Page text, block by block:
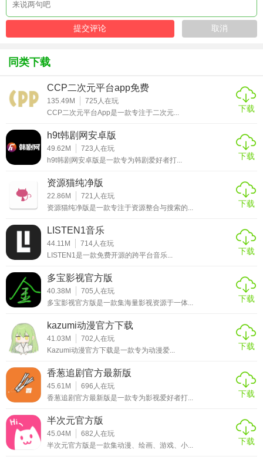
夹，方便后续观看。
【海洋TV安卓版测评】
海洋TV安卓版以其丰富的海洋探索内容和影视娱乐资源，赢
得了广大用户的喜爱。软件界面简洁美观，操作流畅，且提
供了高清画质和无广告干扰的观影体验，让用户能够沉浸在
精彩的视频世界中。同时，智能推荐功能和社区互动也为用
户带来了更多的便利和乐趣。总体来说，海洋TV安卓版是一
款值得推荐的综合性视频播放应用。
同类下载
CCP二次元平台app免费
135.49M 725 人在玩
CCP二次元平台App是一款专注于二次元...
下载
h9t韩剧网安卓版
49.62M 723 人在玩
h9t韩剧网安卓版是一款专为韩剧爱好者打...
下载
资源猫纯净版
22.86M 721 人在玩
资源猫纯净版是一款专注于资源整合与搜索的...
下载
LISTEN1音乐
44.11M 714人在玩
LISTEN1是一款免费开源的跨平台音乐...
下载
多宝影视官方版
40.38M 705 人在玩
多宝影视官方版是一款集海量影视资源于一体...
下载
kazumi动漫官方下载
41.03M 702 人在玩
Kazumi动漫官方下载是一款专为动漫爱...
下载
香葱追剧官方最新版
45.61M 696 人在玩
香葱追剧官方最新版是一款专为影视爱好者打...
下载
半次元官方版
45.04M 682 人在玩
半次元官方版是一款集动漫、绘画、游戏、小...
下载